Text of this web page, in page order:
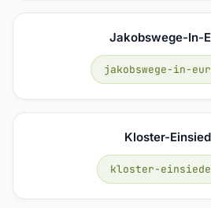
Jakobswege-In-
jakobswege-in-
Kloster-
kloster-